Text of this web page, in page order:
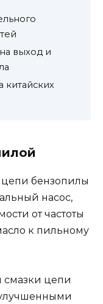
выход и
бензопилы
насос,
от частоты
к пильному
смазки цепи